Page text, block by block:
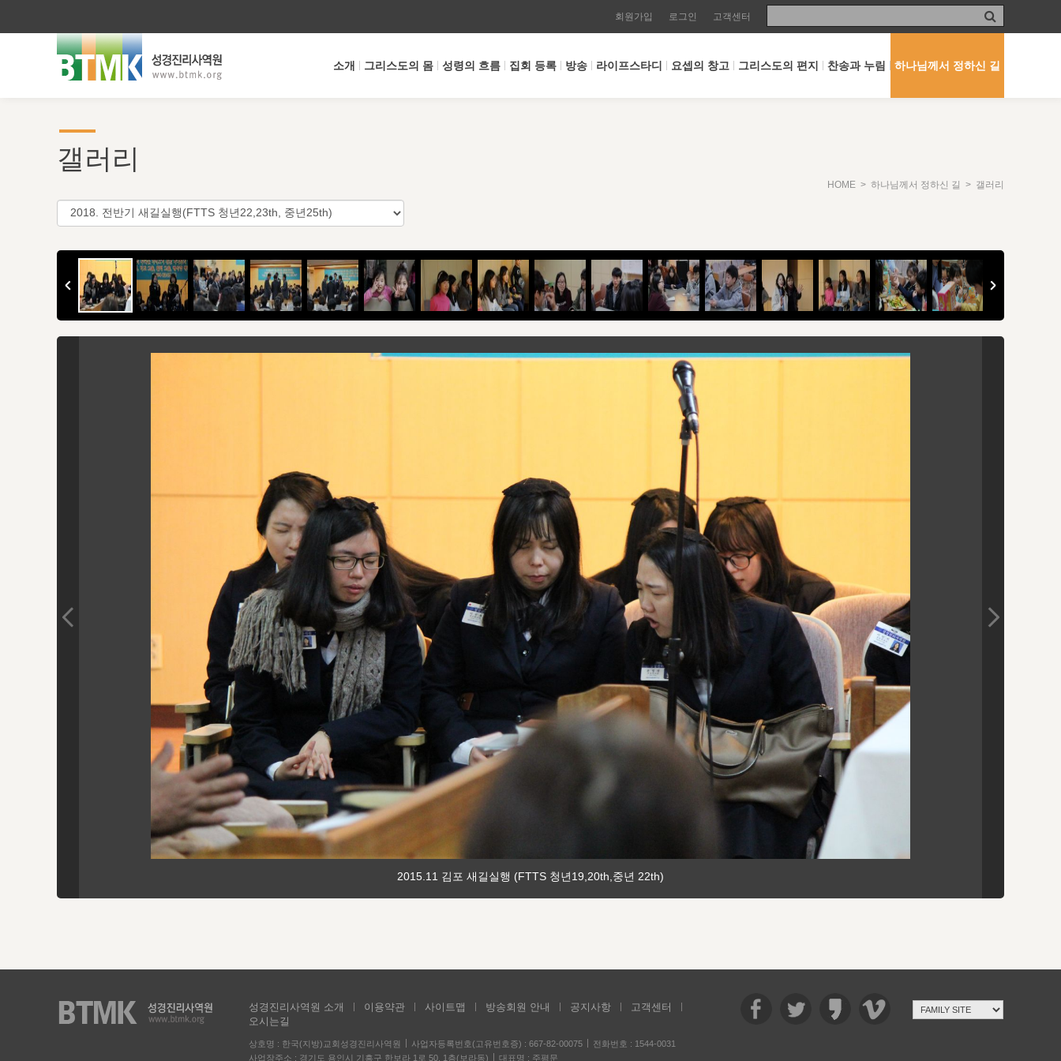
회원가입 로그인 고객센터
소개 그리스도의 몸 성령의 흐름 집회 등록 방송 라이프스타디 요셉의 창고 그리스도의 편지 찬송과 누림 하나님께서 정하신 길
갤러리
HOME > 하나님께서 정하신 길 > 갤러리
2015.11 김포 새길실행 (FTTS 청년19,20th,중년 22th)
성경진리사역원 소개 이용약관 사이트맵 방송회원 안내 공지사항
고객센터
오시는길
상호명 : 한국(지방)교회성경진리사역원 사업자등록번호(고유번호증) : 667-82-00075
전화번호 : 1544-0031
사업장주소 : 경기도 용인시 기흥구 한보라 1로 50, 1층(보라동)
대표명 : 주평문